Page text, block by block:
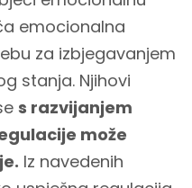
emocionalna
za izbjegavanjem
stanja. Njihovi
s razvijanjem
može
Iz navedenih